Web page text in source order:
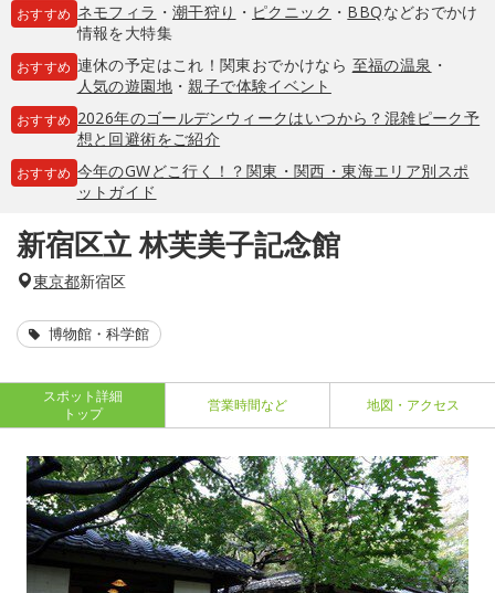
おすすめ ネモフィラ ・ 潮干狩り ・ ピクニック ・ BBQなどおでかけ
情報を大特集
おすすめ 連休の予定はこれ！関東おでかけなら 至福の温泉 ・
人気の遊園地・親子で体験イベント
おすすめ 2026年のゴールデンウィークはいつから？混雑ピーク予
想と回避術をご紹介
おすすめ 今年のGWどこ行く！？関東・関西・東海エリア別スポ
ットガイド
新宿区立 林芙美子記念館
東京都新宿区
博物館・科学館
スポット詳細
トップ
営業時間など 地図・アクセス